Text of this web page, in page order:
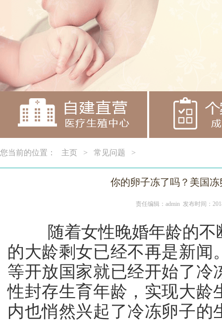
您当前的位置： 主页 > 常见问题 >
你的卵子冻了吗？美国
责任编辑：admin 发布时间：
随着女性晚婚年龄的不
的大龄剩女已经不再是新闻
等开放国家就已经开始了冷
性封存生育年龄，实现大龄
内也悄然兴起了冷冻卵子的